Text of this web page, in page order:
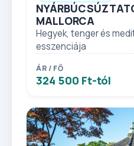
MALLORCA
Hegyek, tenger és
esszenciája
ÁR / FŐ
324 500 Ft-tól